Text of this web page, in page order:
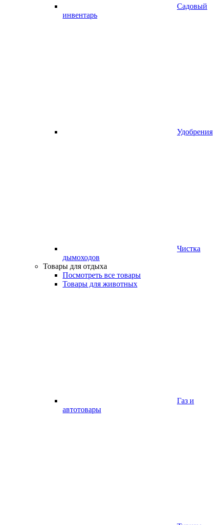
Садовый
инвентарь
Удобрения
Чистка
дымоходов
Товары для отдыха
Посмотреть все товары
Товары для животных
Газ и
автотовары